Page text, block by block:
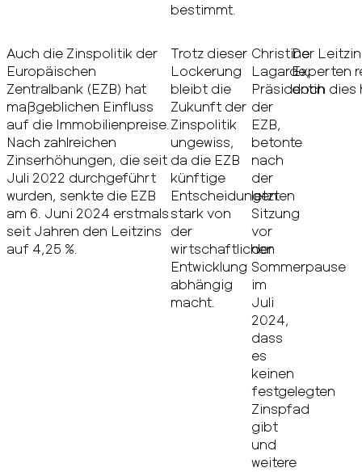
bestimmt.
Auch die Zinspolitik der
Europäischen
Zentralbank (EZB) hat
maßgeblichen Einfluss
auf die Immobilienpreise.
Nach zahlreichen
Zinserhöhungen, die seit
Juli 2022 durchgeführt
wurden, senkte die EZB
am 6. Juni 2024 erstmals
seit Jahren den Leitzins
auf 4,25 %.
Trotz dieser
Lockerung
bleibt die
Zukunft der
Zinspolitik
ungewiss,
da die EZB
künftige
Entscheidungen
stark von
der
wirtschaftlichen
Entwicklung
abhängig
macht.
Christine
Lagarde,
Präsidentin
der
EZB,
betonte
nach
der
letzten
Sitzung
vor
der
Sommerpause
im
Juli
2024,
dass
es
keinen
festgelegten
Zinspfad
gibt
und
weitere
Der
Experten
doch dies